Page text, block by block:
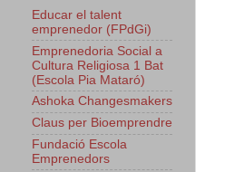
Educar el talent
emprenedor (FPdGi)
Emprenedoria Social a
Cultura Religiosa 1 Bat
(Escola Pia Mataró)
Ashoka Changesmakers
Claus per Bioemprendre
Fundació Escola
Emprenedors